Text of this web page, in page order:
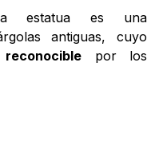
estatua es una
antiguas, cuyo
por los